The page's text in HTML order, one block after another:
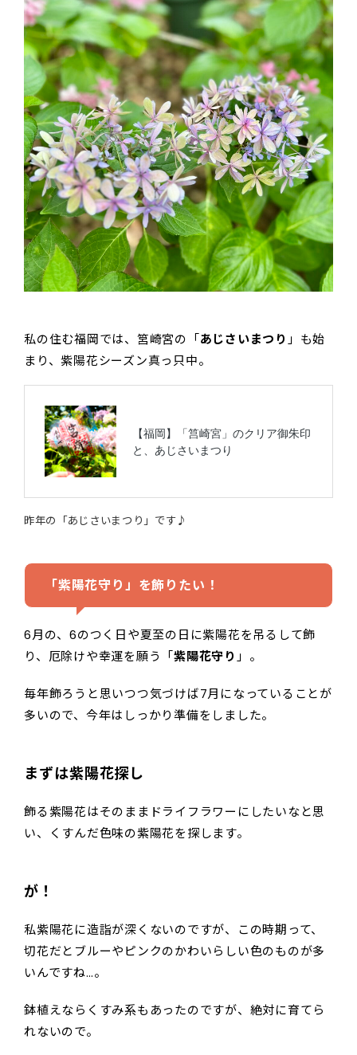
私の住む福岡では、筥崎宮の「あじさいまつり 」も始
まり、紫陽花シーズン真っ只中。
昨年の「あじさいまつり」です♪
「紫陽花守り」を飾りたい！
6月の、6のつく日や夏至の日に紫陽花を吊るして飾
り、厄除けや幸運を願う「紫陽花守り 」。
毎年飾ろうと思いつつ気づけば7月になっていることが
多いので、今年はしっかり準備をしました。
まずは紫陽花探し
飾る紫陽花はそのままドライフラワーにしたいなと思
い、くすんだ色味の紫陽花を探します。
が！
私紫陽花に造詣が深くないのですが、この時期って、
切花だとブルーやピンクのかわいらしい色のものが多
いんですね…。
鉢植えならくすみ系もあったのですが、絶対に育てら
れないので。